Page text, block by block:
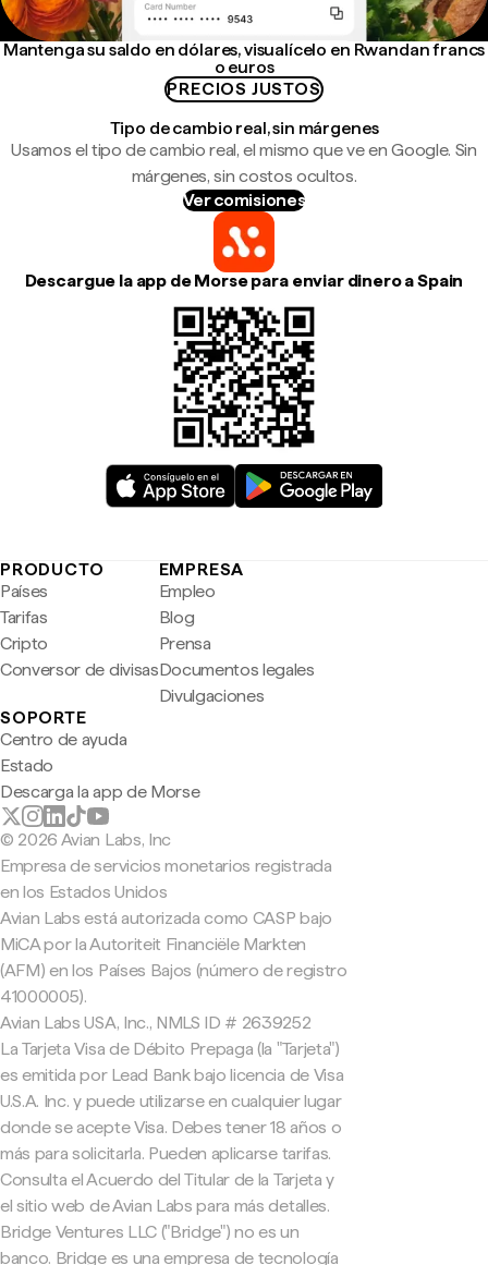
Mantenga su saldo en dólares, visualícelo en Rwandan francs
o euros
PRECIOS JUSTOS
Tipo de cambio real, sin márgenes
Usamos el tipo de cambio real, el mismo que ve en Google. Sin
márgenes, sin costos ocultos.
Ver comisiones
Descargue la app de Morse para enviar dinero a Spain
PRODUCTO
Países
Tarifas
Cripto
Conversor de divisas
EMPRESA
Empleo
Blog
Prensa
Documentos legales
Divulgaciones
SOPORTE
Centro de ayuda
Estado
Descarga la app de Morse
© 2026 Avian Labs, Inc
Empresa de servicios monetarios registrada
en los Estados Unidos
Avian Labs está autorizada como CASP bajo
MiCA por la Autoriteit Financiële Markten
(AFM) en los Países Bajos (número de registro
41000005).
Avian Labs USA, Inc., NMLS ID # 2639252
La Tarjeta Visa de Débito Prepaga (la "Tarjeta")
es emitida por Lead Bank bajo licencia de Visa
U.S.A. Inc. y puede utilizarse en cualquier lugar
donde se acepte Visa. Debes tener 18 años o
más para solicitarla. Pueden aplicarse tarifas.
Consulta el Acuerdo del Titular de la Tarjeta y
el sitio web de Avian Labs para más detalles.
Bridge Ventures LLC ("Bridge") no es un
banco. Bridge es una empresa de tecnología